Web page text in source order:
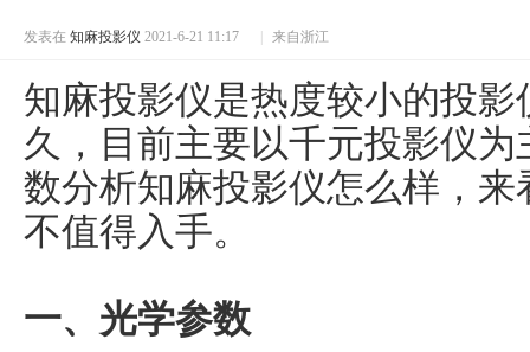
发表在 知麻投影仪 2021-6-21 11:17 来自浙江
知麻投影仪是热度较小的投
久，目前主要以千元投影仪
数分析知麻投影仪怎么样，
不值得入手。
一、光学参数